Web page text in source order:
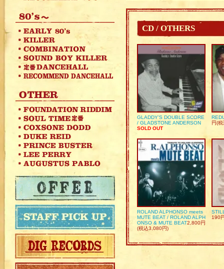
CD / OTHERS
GLADDY’S DOUBLE SCORE
/ GLADSTONE ANDERSON
SOLD OUT
円(
ROLAND ALPHONSO meets
MUTE BEAT / ROLAND ALPH
ONSO & MUTE BEAT2,800円
(税込3,080円)
190